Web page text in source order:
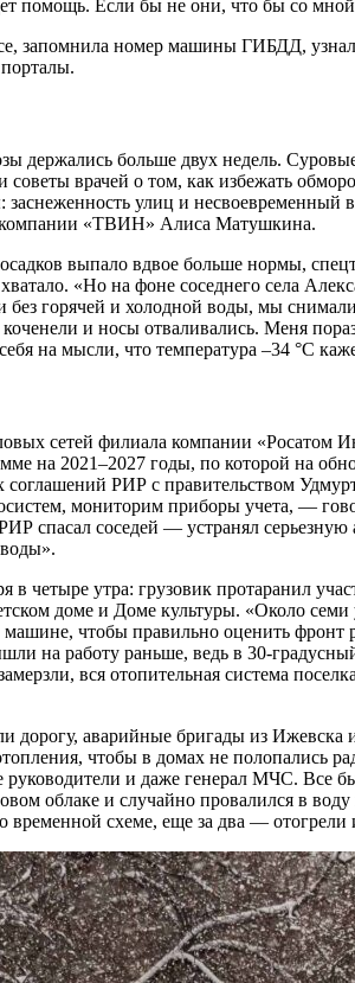
помощь. Если бы не они, что бы со
запомнила номер машины ГИБДД,
держались больше двух недель.
советы врачей о том, как избежать
заснеженность улиц и
«ТВИН» Алиса Матушкина.
выпало вдвое больше нормы,
«Но на фоне соседнего села
без горячей и холодной воды, мы
и носы отваливались. Меня
на мысли, что температура –34 °C
сетей филиала компании «Росатом
на 2021–2027 годы, по которой на
РИР с правительством
мониторим приборы учета, —
спасал соседей — устранял
воды».
в четыре утра: грузовик протаранил
доме и Доме культуры. «Около
чтобы правильно оценить фронт
на работу раньше, ведь в 30-
вся отопительная система
аварийные бригады из Ижевска
чтобы в домах не полопались
руководители и даже генерал МЧС.
облаке и случайно провалился в
временной схеме, еще за два — отогрели